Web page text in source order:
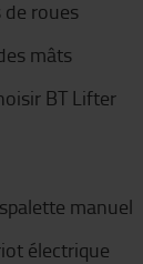
de roues
mâts
BT Lifter
manuel
électrique